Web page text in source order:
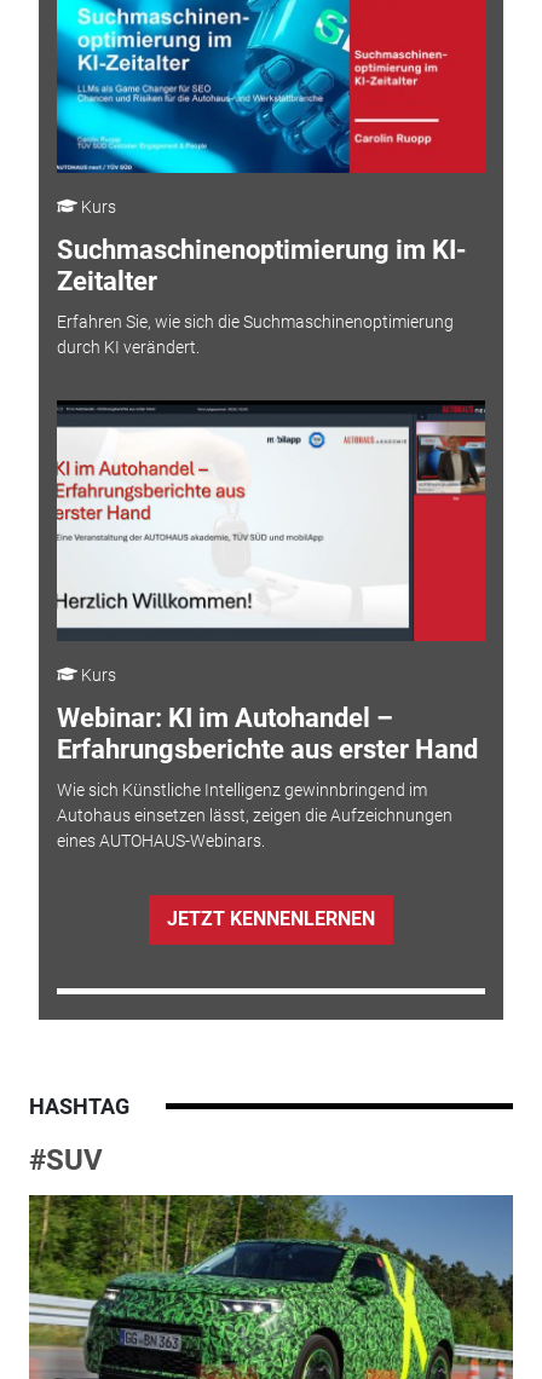
Kurs
Suchmaschinenoptimierung im KI-
Zeitalter
Erfahren Sie, wie sich die Suchmaschinenoptimierung
durch KI verändert.
Kurs
Webinar: KI im Autohandel –
Erfahrungsberichte aus erster Hand
Wie sich Künstliche Intelligenz gewinnbringend im
Autohaus einsetzen lässt, zeigen die Aufzeichnungen
eines AUTOHAUS-Webinars.
JETZT KENNENLERNEN
HASHTAG
#SUV